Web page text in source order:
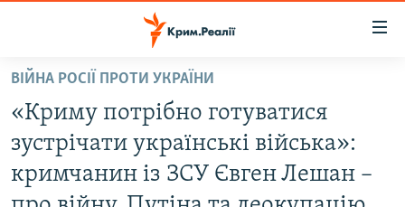
Перейти
основного
матеріалу
Перейти
до
ВОДА.КРИМ
ВІДЕО ТА ФОТО
ПОЛІТИКА
ВІЙНА РОСІЇ ПРОТИ УКРАЇНИ
«Криму потрібно готуватися
зустрічати українські війська»:
кримчанин із ЗСУ Євген Лешан –